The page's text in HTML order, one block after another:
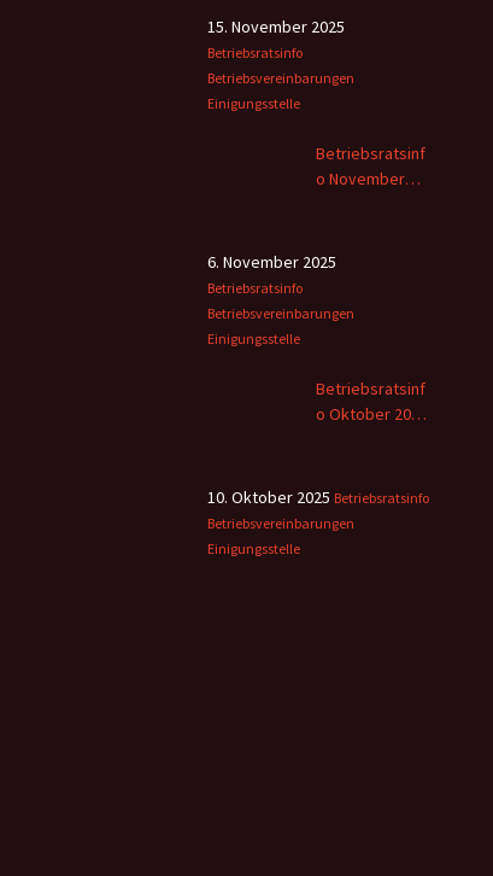
15. November 2025
Betriebsratsinfo
Betriebsvereinbarungen
Einigungsstelle
Betriebsratsinf
o November
6. November 2025
Betriebsratsinfo
Betriebsvereinbarungen
Einigungsstelle
Betriebsratsinf
o Oktober 2025
10. Oktober 2025 Betriebsratsinfo
Betriebsvereinbarungen
Einigungsstelle